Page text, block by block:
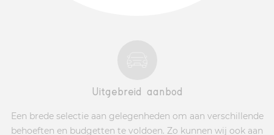
Uitgebreid aanbod
Een brede selectie aan gelegenheden om aan verschillende
behoeften en budgetten te voldoen. Zo kunnen wij ook aan